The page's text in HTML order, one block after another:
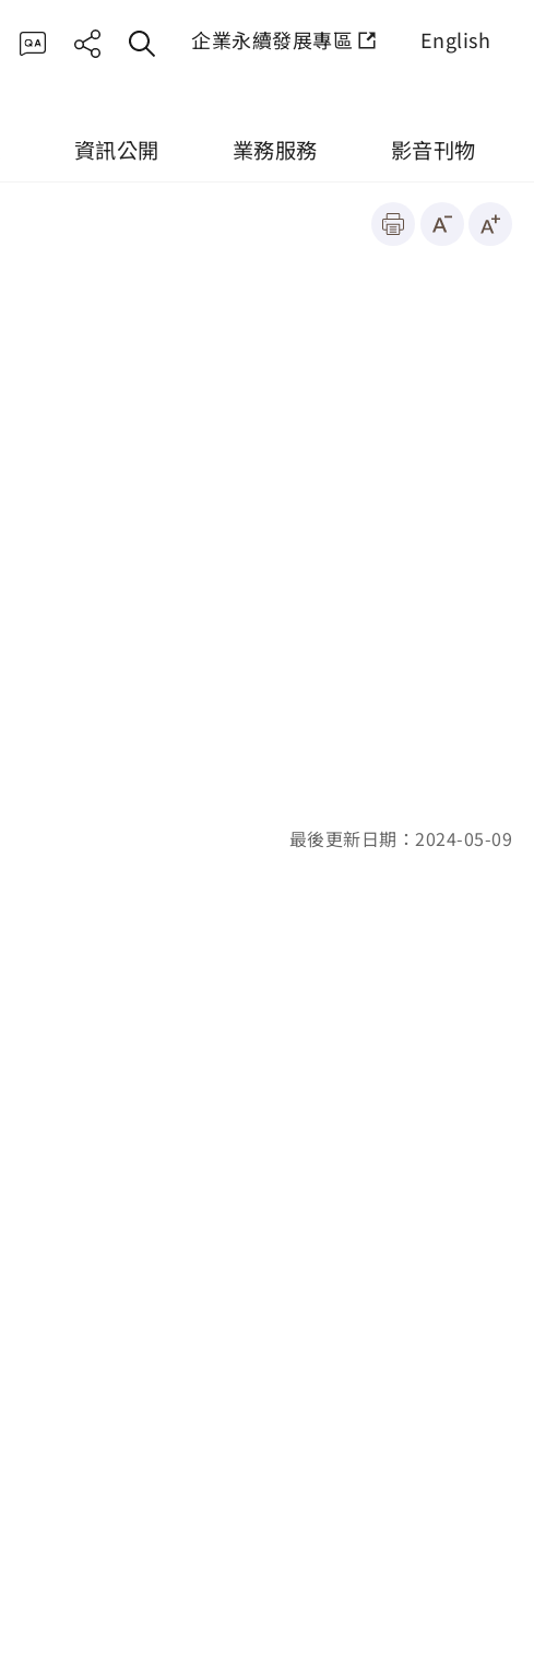
企業永續發展專區 English
資訊公開 業務服務 影音刊物
最後更新日期：2024-05-09